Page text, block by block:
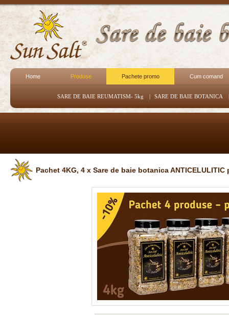
Home Produse Pachete promo Cum comand
SARE DE BAIE REUMATISM- 5kg | SARE DE BAIE BOTANICA |
Pachet 4KG, 4 x Sare de baie botanica